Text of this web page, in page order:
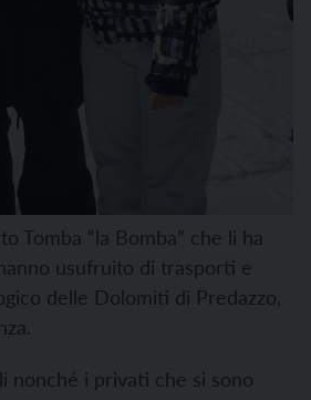
Tomba “la Bomba” che li ha
usufruito di trasporti e
delle Dolomiti di Predazzo,
nonché i privati che si sono